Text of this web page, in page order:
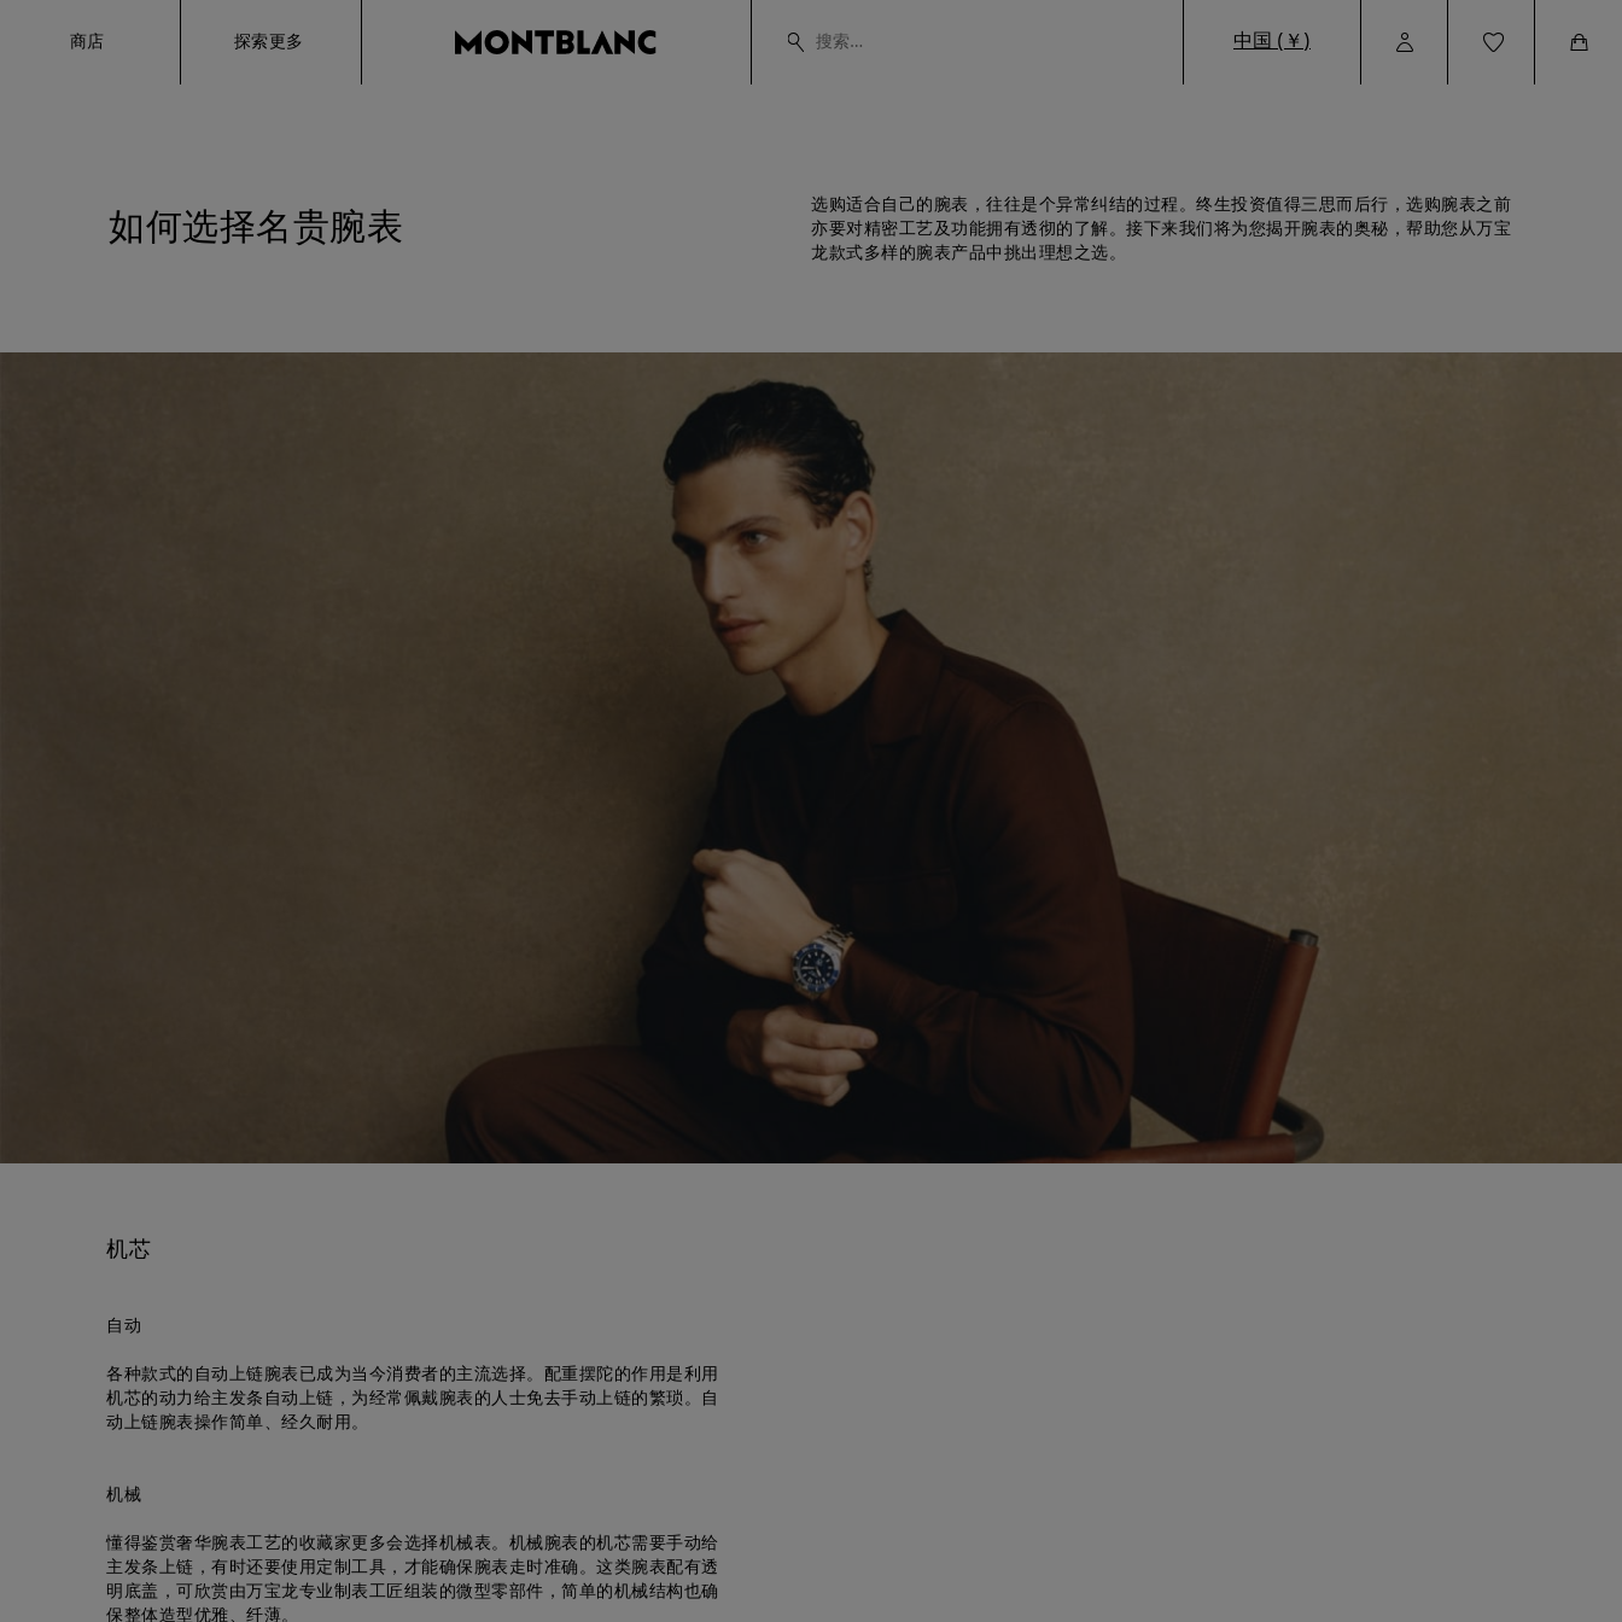
商店 探索更多
中国 (￥)
Profile
如何选择名贵腕表
选购适合自己的腕表，往往是个异常纠结的过程。终生投资值得三思而后行，选购腕表之前
亦要对精密工艺及功能拥有透彻的了解。接下来我们将为您揭开腕表的奥秘，帮助您从万宝
龙款式多样的腕表产品中挑出理想之选。
机芯
自动
各种款式的自动上链腕表已成为当今消费者的主流选择。配重摆陀的作用是利用
机芯的动力给主发条自动上链，为经常佩戴腕表的人士免去手动上链的繁琐。自
动上链腕表操作简单、经久耐用。
机械
懂得鉴赏奢华腕表工艺的收藏家更多会选择机械表。机械腕表的机芯需要手动给
主发条上链，有时还要使用定制工具，才能确保腕表走时准确。这类腕表配有透
明底盖，可欣赏由万宝龙专业制表工匠组装的微型零部件，简单的机械结构也确
保整体造型优雅、纤薄。